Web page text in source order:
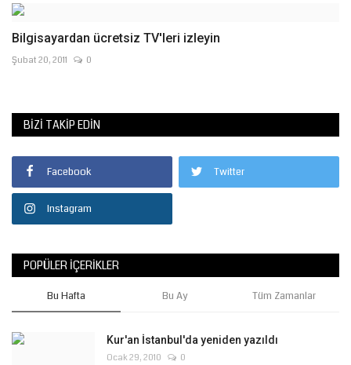
Bilgisayardan ücretsiz TV'leri izleyin
Şubat 20, 2011 0
BIZI TAKIP EDIN
Facebook Twitter
Instagram
POPÜLER İÇERIKLER
Bu Hafta Bu Ay Tüm Zamanlar
Kur'an İstanbul'da yeniden yazıldı
Ocak 29, 2010 0